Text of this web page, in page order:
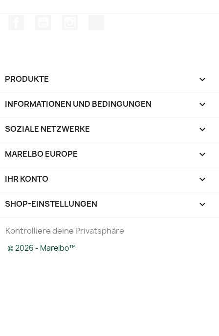
PRODUKTE 
INFORMATIONEN UND BEDINGUNGEN 
SOZIALE NETZWERKE 
MARELBO EUROPE 
IHR KONTO 
SHOP-EINSTELLUNGEN keyboard_arrow_down
Kontrolliere deine Privatsphäre
© 2026 - Marelbo™